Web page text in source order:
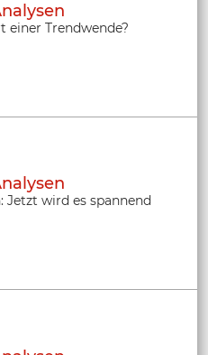
einer Trendwende?
Jetzt wird es spannend